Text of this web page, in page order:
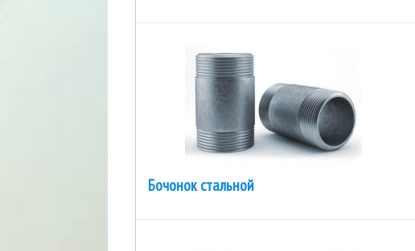
Бочонок стальной